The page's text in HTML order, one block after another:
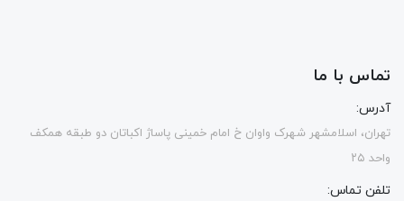
تماس با ما
آدرس:
تهران، اسلامشهر شهرک واوان خ امام خمینی پاساژ اکباتان دو طبقه همکف
واحد ۲۵
تلفن تماس: